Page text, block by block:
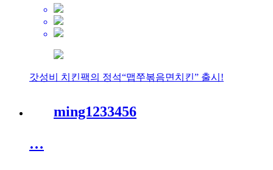
갓성비 치킨팩의 정석“맵쭈볶음면치킨” 출시!
ming1233456
…